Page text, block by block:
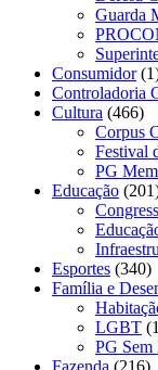
Guarda
Consumidor
Controladoria
Cultura (466)
Corpus
Festival
PG
Educação
Esportes (340)
Família e
LGBT
PG Sem
Fazenda (216)